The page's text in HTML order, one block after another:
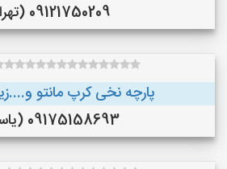
09121750209 (تهران)
پارچه نخی کرپ مانتو
09175158693 (یاسوج)